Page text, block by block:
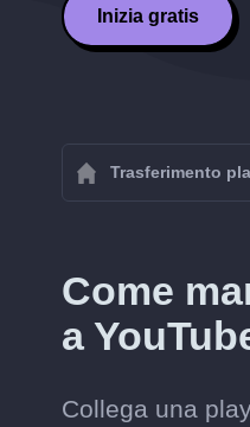
Inizia gratis
Trasferimento
Come
a
Collega una